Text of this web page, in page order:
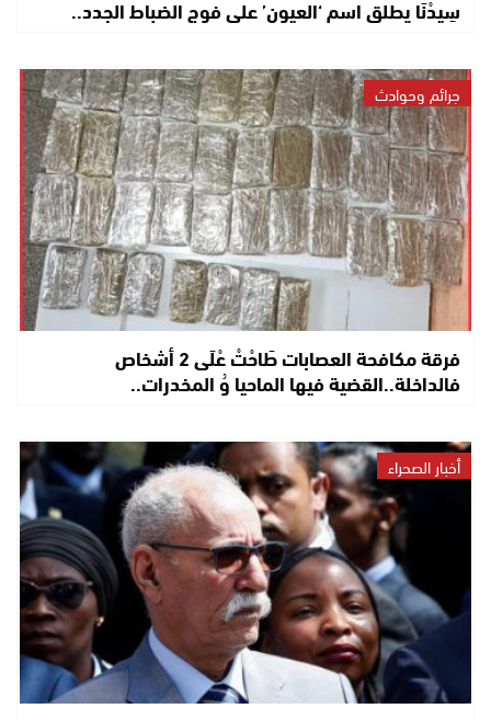
سِيدْنَا يطلق اسم ‘العيون’ على فوج الضباط الجدد..
جرائم وحوادث
فرقة مكافحة العصابات طَاحْتْ عْلَى 2 أشخاص
فالداخلة..القضية فيها الماحيا وُ المخدرات..
أخبار الصحراء